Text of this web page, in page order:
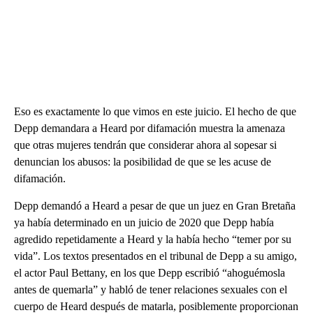
Eso es exactamente lo que vimos en este juicio. El hecho de que
Depp demandara a Heard por difamación muestra la amenaza
que otras mujeres tendrán que considerar ahora al sopesar si
denuncian los abusos: la posibilidad de que se les acuse de
difamación.
Depp demandó a Heard a pesar de que un juez en Gran Bretaña
ya había determinado en un juicio de 2020 que Depp había
agredido repetidamente a Heard y la había hecho “temer por su
vida”. Los textos presentados en el tribunal de Depp a su amigo,
el actor Paul Bettany, en los que Depp escribió “ahoguémosla
antes de quemarla” y habló de tener relaciones sexuales con el
cuerpo de Heard después de matarla, posiblemente proporcionan